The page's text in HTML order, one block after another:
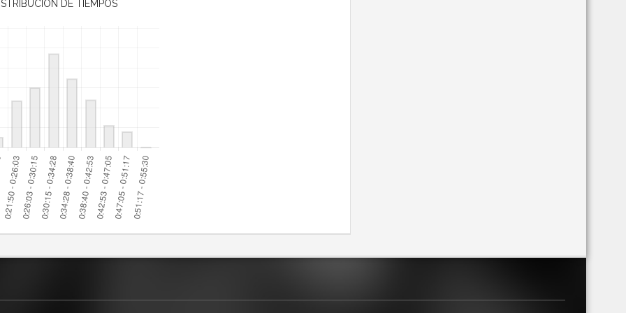
DE TIEMPOS